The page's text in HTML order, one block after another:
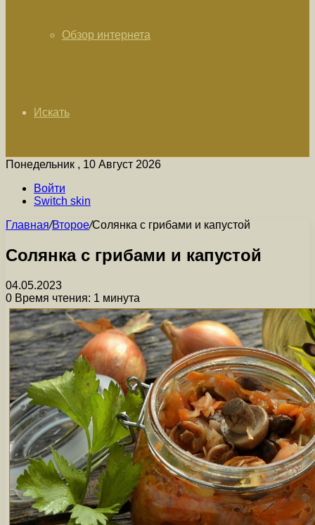
Обзор интернета
Искать
Понедельник , 10 Август 2026
Войти
Switch skin
Главная/Второе/Солянка с грибами и капустой
Солянка с грибами и капустой
04.05.2023
0 Время чтения: 1 минута